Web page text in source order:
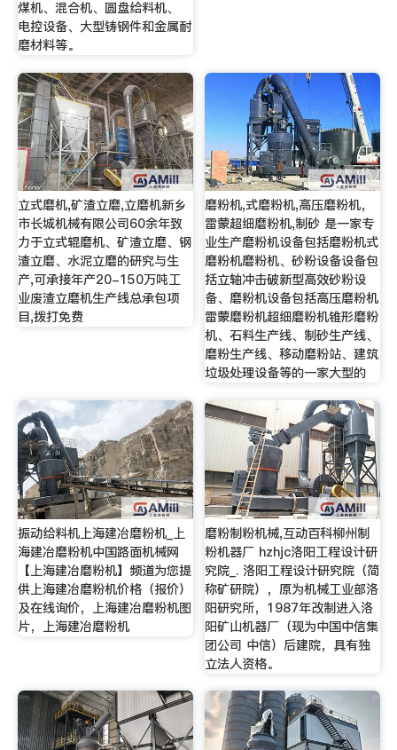
煤机、混合机、圆盘给料机、
电控设备、大型铸钢件和金属耐
磨材料等。
立式磨机,矿渣立磨,立磨机新乡
市长城机械有限公司60余年致
力于立式辊磨机、矿渣立磨、钢
渣立磨、水泥立磨的研究与生
产,可承接年产20-150万吨工
业废渣立磨机生产线总承包项
目,拨打免费
磨粉机,式磨粉机,高压磨粉机，
雷蒙超细磨粉机,制砂 是一家专
业生产磨粉机设备包括磨粉机式
磨粉机磨粉机、砂粉设备设备包
括立轴冲击破新型高效砂粉设
备、磨粉机设备包括高压磨粉机
雷蒙磨粉机超细磨粉机锥形磨粉
机、石料生产线、制砂生产线、
磨粉生产线、移动磨粉站、建筑
垃圾处理设备等的一家大型的
振动给料机上海建冶磨粉机_上
海建冶磨粉机中国路面机械网
【上海建冶磨粉机】频道为您提
供上海建冶磨粉机价格（报价）
及在线询价，上海建冶磨粉机图
片，上海建冶磨粉机
磨粉制粉机械,互动百科柳州制
粉机器厂 hzhjc洛阳工程设计研
究院_. 洛阳工程设计研究院（简
称矿研院），原为机械工业部洛
阳研究所，1987年改制进入洛
阳矿山机器厂（现为中国中信集
团公司 中信）后建院，具有独
立法人资格。